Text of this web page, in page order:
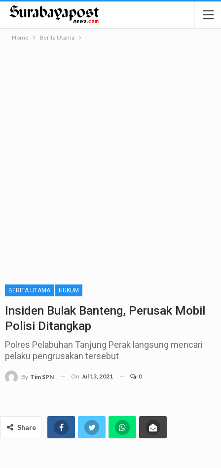
Home Berita Utama
BERITA UTAMA HUKUM
Insiden Bulak Banteng, Perusak Mobil
Polisi Ditangkap
Polres Pelabuhan Tanjung Perak langsung mencari
pelaku pengrusakan tersebut
By Tim SPN On Jul 13, 2021 0
Share